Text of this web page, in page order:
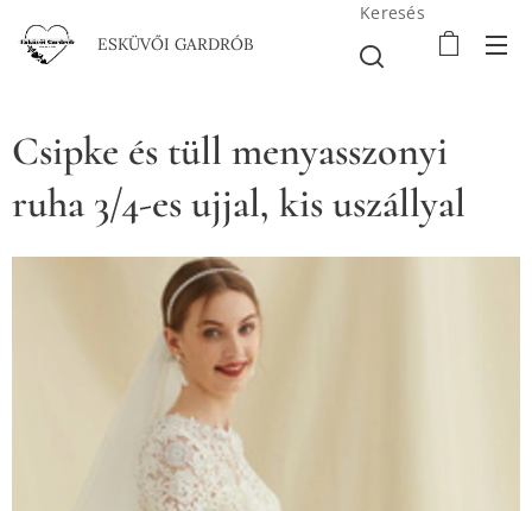
ESKÜVŐI GARDRÓB
Keresés
Csipke és tüll menyasszonyi
ruha 3/4-es ujjal, kis uszállyal